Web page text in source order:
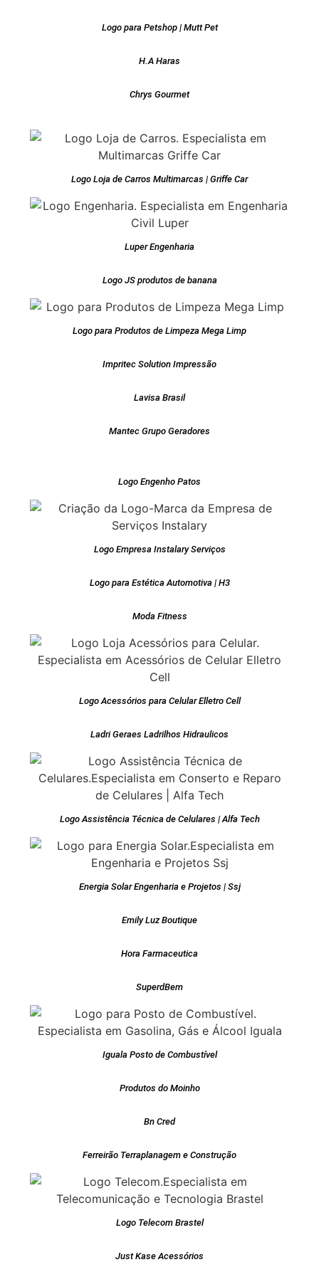
Logo para Petshop | Mutt Pet
H.A Haras
Chrys Gourmet
Logo Loja de Carros Multimarcas | Griffe Car
Luper Engenharia
Logo JS produtos de banana
Logo para Produtos de Limpeza Mega Limp
Impritec Solution Impressão
Lavisa Brasil
Mantec Grupo Geradores
Logo Engenho Patos
Logo Empresa Instalary Serviços
Logo para Estética Automotiva | H3
Moda Fitness
Logo Acessórios para Celular Elletro Cell
Ladri Geraes Ladrilhos Hidraulicos
Logo Assistência Técnica de Celulares | Alfa Tech
Energia Solar Engenharia e Projetos | Ssj
Emily Luz Boutique
Hora Farmaceutica
SuperdBem
Iguala Posto de Combustível
Produtos do Moinho
Bn Cred
Ferreirão Terraplanagem e Construção
Logo Telecom Brastel
Just Kase Acessórios